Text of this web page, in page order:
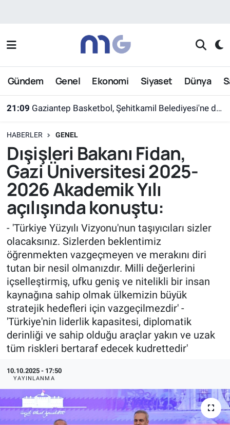
Gündem Genel Ekonomi Siyaset Dünya
21:09 Bakan Uraloğlu: 'Güçlü yerel, güçlü Türkiye demektir'
HABERLER GENEL
Dışişleri Bakanı Fidan,
Gazi Üniversitesi 2025-
2026 Akademik Yılı
açılışında konuştu:
- 'Türkiye Yüzyılı Vizyonu'nun taşıyıcıları sizler
olacaksınız. Sizlerden beklentimiz
öğrenmekten vazgeçmeyen ve merakını diri
tutan bir nesil olmanızdır. Milli değerlerini
içselleştirmiş, ufku geniş ve nitelikli bir insan
kaynağına sahip olmak ülkemizin büyük
stratejik hedefleri için vazgeçilmezdir' -
'Türkiye'nin liderlik kapasitesi, diplomatik
derinliği ve sahip olduğu araçlar yakın ve uzak
tüm riskleri bertaraf edecek kudrettedir'
10.10.2025 - 17:50
YAYINLANMA
Nöbetçi Eczaneler
Hava Durumu
Süper Lig Puan Durumu ve Fikstür
Tüm Manşetler
Son Dakika Haberleri
Haber Arşivi